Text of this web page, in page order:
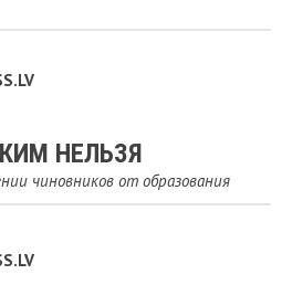
НЕЛЬЗЯ
чиновников от образования